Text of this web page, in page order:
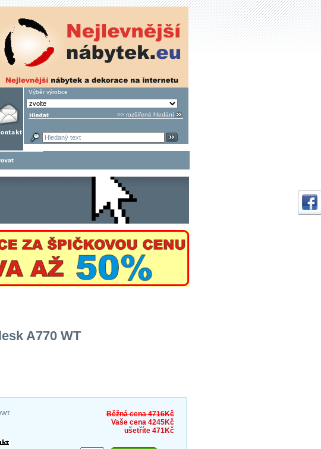
Výběr výrobce
>> rozšířené hledání
A770 WT
Běžná cena 4716Kč
Vaše cena 4245Kč
ušetříte 471Kč